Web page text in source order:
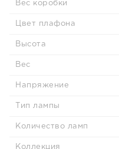
Вес коробки
Цвет плафона
Высота
Вес
Напряжение
Тип лампы
Количество ламп
Коллекция